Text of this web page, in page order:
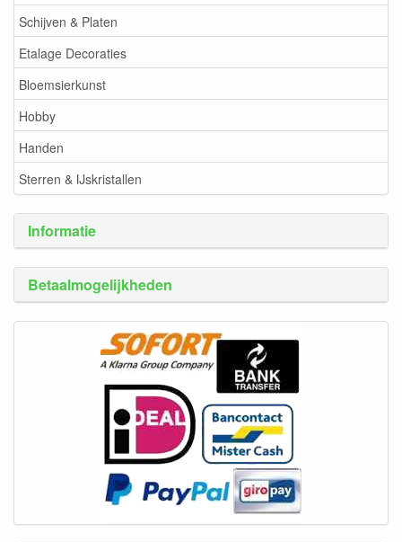
Schijven & Platen
Etalage Decoraties
Bloemsierkunst
Hobby
Handen
Sterren & IJskristallen
Informatie
Betaalmogelijkheden